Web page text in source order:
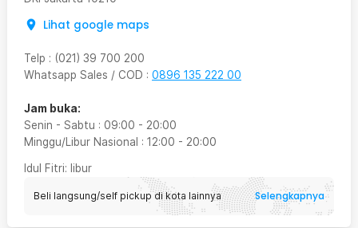
Lihat google maps
Telp : (021) 39 700 200
Whatsapp Sales / COD : 0896 135 222 00
Jam buka:
Senin - Sabtu : 09:00 - 20:00
Minggu/Libur Nasional : 12:00 - 20:00
Idul Fitri: libur
Beli langsung/self pickup di kota lainnya Selengkapnya